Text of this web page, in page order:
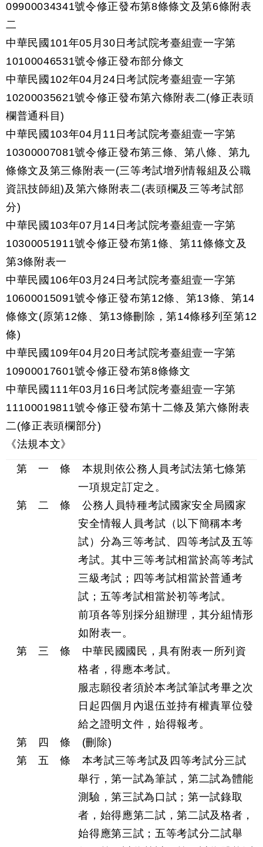
09900034341號令修正發布第8條條文及第6條附表
二
中華民國101年05月30日考試院考臺組壹一字第
10100046531號令修正發布部分條文
中華民國102年04月24日考試院考臺組壹一字第
10200035621號令修正發布第六條附表二(修正表頭
欄普通科目)
中華民國103年04月11日考試院考臺組壹一字第
10300007081號令修正發布第三條、第八條、第九
條條文及第三條附表一(三等考試增列情報組及公職
資訊技師組)及第六條附表二(表頭欄及三等考試部
分)
中華民國103年07月14日考試院考臺組壹一字第
10300051911號令修正發布第1條、第11條條文及
第3條附表一
中華民國106年03月24日考試院考臺組壹一字第
10600015091號令修正發布第12條、第13條、第14
條條文(原第12條、第13條刪除，第14條移列至第12
條)
中華民國109年04月20日考試院考臺組壹一字第
10900017601號令修正發布第8條條文
中華民國111年03月16日考試院考臺組壹一字第
11100019811號令修正發布第十二條及第六條附表
二(修正表頭欄部分)
《法規本文》
第 一 條 本規則依公務人員考試法第七條第
一項規定訂定之。
第 二 條 公務人員特種考試國家安全局國家
安全情報人員考試（以下簡稱本考
試）分為三等考試、四等考試及五等
考試。其中三等考試相當於高等考試
三級考試；四等考試相當於普通考
試；五等考試相當於初等考試。
前項各等別採分組辦理，其分組情形
如附表一。
第 三 條 中華民國國民，具有附表一所列資
格者，得應本考試。
服志願役者須於本考試筆試考畢之次
日起四個月內退伍並持有權責單位發
給之證明文件，始得報考。
第 四 條 (刪除)
第 五 條 本考試三等考試及四等考試分三試
舉行，第一試為筆試，第二試為體能
測驗，第三試為口試；第一試錄取
者，始得應第二試，第二試及格者，
始得應第三試；五等考試分二試舉